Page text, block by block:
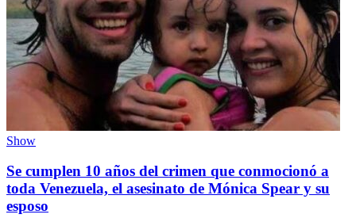
Show
Se cumplen 10 años del crimen que conmocionó a
toda Venezuela, el asesinato de Mónica Spear y su
esposo